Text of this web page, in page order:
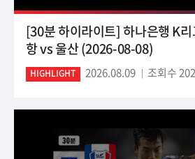
[30분 하이라이트] 하나은행 K
항 vs 울산 (2026-08-08)
HIGHLIGHT 2026.08.09 조회수 202